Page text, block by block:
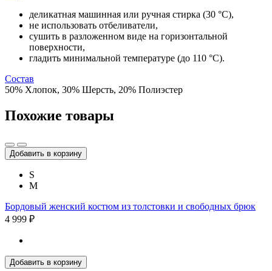
деликатная машинная или ручная стирка (30 °С),
не использовать отбеливатели,
сушить в разложенном виде на горизонтальной
поверхности,
гладить минимальной температуре (до 110 °C).
Состав
50% Хлопок, 30% Шерсть, 20% Полиэстер
Похожие товары
Добавить в корзину
S
M
Бордовый женский костюм из толстовки и свободных брюк
4 999 ₽
Добавить в корзину